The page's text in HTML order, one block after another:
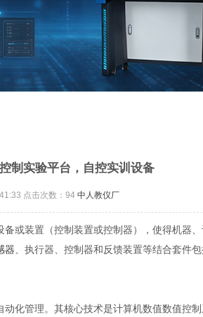
制实验平台，自控实训设备
点击次数： 94 中人教仪厂
或装置（控制装置或控制器），使得机器
器 、执行器、控制器和反馈装置等结合套件
化管理。其核心技术是计算机数值数值控